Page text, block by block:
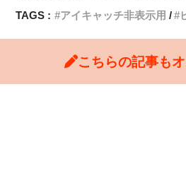
TAGS :
アイキャッチ非表示用
こちらの記事も